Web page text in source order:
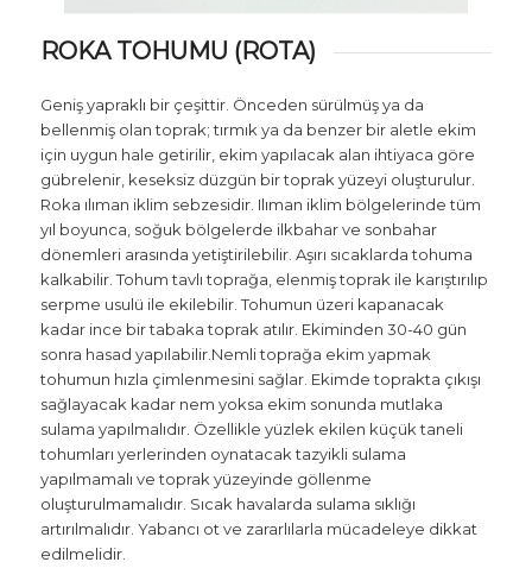
ROKA TOHUMU (ROTA)
Geniş yapraklı bir çeşittir. Önceden sürülmüş ya da
bellenmiş olan toprak; tırmık ya da benzer bir aletle ekim
için uygun hale getirilir, ekim yapılacak alan ihtiyaca göre
gübrelenir, keseksiz düzgün bir toprak yüzeyi oluşturulur.
Roka ılıman iklim sebzesidir. Ilıman iklim bölgelerinde tüm
yıl boyunca, soğuk bölgelerde ilkbahar ve sonbahar
dönemleri arasında yetiştirilebilir. Aşırı sıcaklarda tohuma
kalkabilir. Tohum tavlı toprağa, elenmiş toprak ile karıştırılıp
serpme usulü ile ekilebilir. Tohumun üzeri kapanacak
kadar ince bir tabaka toprak atılır. Ekiminden 30-40 gün
sonra hasad yapılabilir.Nemli toprağa ekim yapmak
tohumun hızla çimlenmesini sağlar. Ekimde toprakta çıkışı
sağlayacak kadar nem yoksa ekim sonunda mutlaka
sulama yapılmalıdır. Özellikle yüzlek ekilen küçük taneli
tohumları yerlerinden oynatacak tazyikli sulama
yapılmamalı ve toprak yüzeyinde göllenme
oluşturulmamalıdır. Sıcak havalarda sulama sıklığı
artırılmalıdır. Yabancı ot ve zararlılarla mücadeleye dikkat
edilmelidir.